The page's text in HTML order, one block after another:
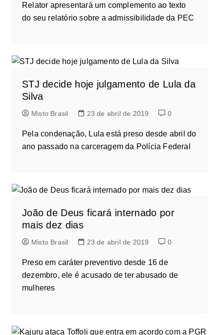
Relator apresentará um complemento ao texto
do seu relatório sobre a admissibilidade da PEC
STJ decide hoje julgamento de Lula da
Silva
Misto Brasil 23 de abril de 2019 0
Pela condenação, Lula está preso desde abril do
ano passado na carceragem da Polícia Federal
João de Deus ficará internado por
mais dez dias
Misto Brasil 23 de abril de 2019 0
Preso em caráter preventivo desde 16 de
dezembro, ele é acusado de ter abusado de
mulheres